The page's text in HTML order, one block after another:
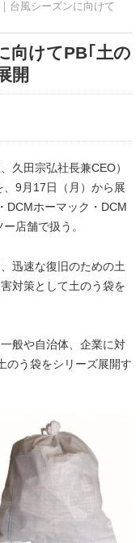
台風シーズンに向けて
向けてPB｢土の
開
久田宗弘社長兼CEO）
9月17日（月）から展
DCMホーマック・DCM
店舗で扱う。
迅速な復旧のための土
対策として土のう袋を
般や自治体、企業に対
のう袋をシリーズ展開す